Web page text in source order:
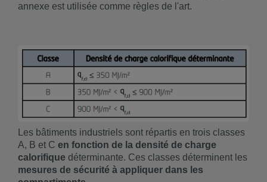
annexe est utilisée comme règles de l'art.
Les bâtiments industriels sont répartis en trois classes
A, B et C en fonction de la densité de charge
calorifique déterminante. Ces classes déterminent les
mesures de sécurité à appliquer dans les